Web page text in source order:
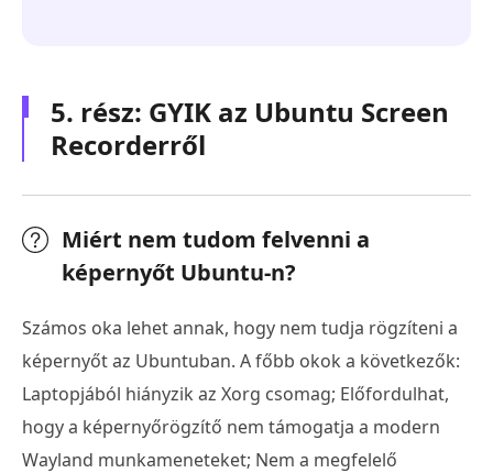
5. rész: GYIK az Ubuntu Screen
Recorderről
Miért nem tudom felvenni a
képernyőt Ubuntu-n?
Számos oka lehet annak, hogy nem tudja rögzíteni a
képernyőt az Ubuntuban. A főbb okok a következők:
Laptopjából hiányzik az Xorg csomag; Előfordulhat,
hogy a képernyőrögzítő nem támogatja a modern
Wayland munkameneteket; Nem a megfelelő